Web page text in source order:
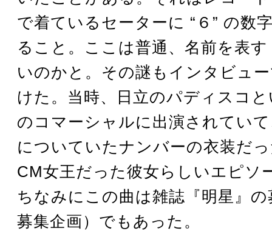
で着ているセーターに “６” の数
ること。ここは普通、名前を表す
いのかと。その謎もインタビュ
けた。当時、日立のパディスコ
のコマーシャルに出演されてい
についていたナンバーの衣装だ
CM女王だった彼女らしいエピソ
ちなみにこの曲は雑誌『明星』
募集企画）でもあった。